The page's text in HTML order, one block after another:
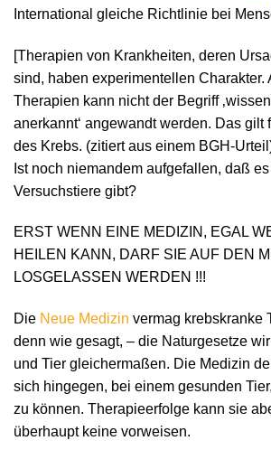
International gleiche Richtlinie bei
[Therapien von Krankheiten, deren
sind, haben experimentellen Charakter.
Therapien kann nicht der Begriff
anerkannt‘ angewandt werden. Das gilt
des Krebs. (zitiert aus einem BGH-
Ist noch niemandem aufgefallen, daß
Versuchstiere gibt?
ERST WENN EINE MEDIZIN, EGAL
HEILEN KANN, DARF SIE AUF DEN
LOSGELASSEN WERDEN !!!
Die Neue Medizin vermag krebskranke
denn wie gesagt, – die Naturgesetze
und Tier gleichermaßen. Die Medizin
sich hingegen, bei einem gesunden
zu können. Therapieerfolge kann sie
überhaupt keine vorweisen.